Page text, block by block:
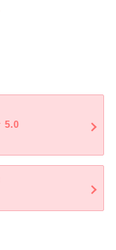
5.0